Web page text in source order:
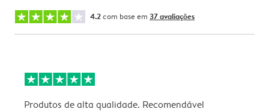
4.2com base em 37 avaliações
Produtos de alta qualidade. Recomendável